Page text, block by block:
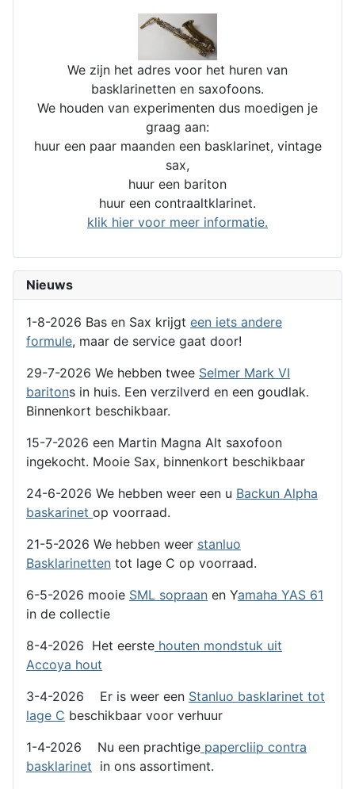
We zijn het adres voor het huren van
basklarinetten en saxofoons.
We houden van experimenten dus moedigen je
graag aan:
huur een paar maanden een basklarinet, vintage
sax,
huur een bariton
huur een contraaltklarinet.
klik hier voor meer informatie.
Nieuws
1-8-2026 Bas en Sax krijgt een iets andere
formule, maar de service gaat door!
29-7-2026 We hebben twee Selmer Mark VI
baritons in huis. Een verzilverd en een goudlak.
Binnenkort beschikbaar.
15-7-2026 een Martin Magna Alt saxofoon
ingekocht. Mooie Sax, binnenkort beschikbaar
24-6-2026 We hebben weer een u Backun Alpha
baskarinet op voorraad.
21-5-2026 We hebben weer stanluo
Basklarinetten tot lage C op voorraad.
6-5-2026 mooie SML sopraan en Yamaha YAS 61
in de collectie
8-4-2026 Het eerste houten mondstuk uit
Accoya hout
3-4-2026 Er is weer een Stanluo basklarinet tot
lage C beschikbaar voor verhuur
1-4-2026 Nu een prachtige papercliip contra
basklarinet in ons assortiment.